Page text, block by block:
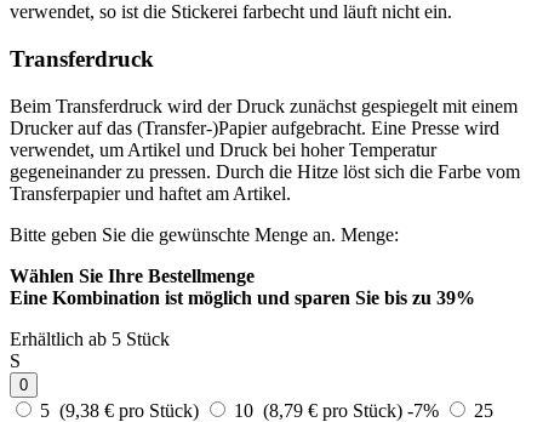
verwendet, so ist die Stickerei farbecht und läuft nicht ein.
Transferdruck
Beim Transferdruck wird der Druck zunächst gespiegelt mit einem
Drucker auf das (Transfer-)Papier aufgebracht. Eine Presse wird
verwendet, um Artikel und Druck bei hoher Temperatur
gegeneinander zu pressen. Durch die Hitze löst sich die Farbe vom
Transferpapier und haftet am Artikel.
Bitte geben Sie die gewünschte Menge an. Menge:
Wählen Sie Ihre Bestellmenge
Eine Kombination ist möglich und sparen Sie bis zu 39%
Erhältlich ab 5 Stück
S
0
5 (9,38 € pro Stück) 10 (8,79 € pro Stück) -7%
25